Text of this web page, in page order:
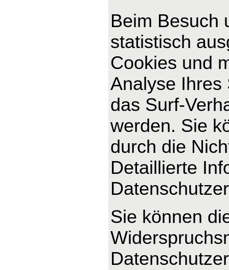
Beim Besuch
statistisch
Cookies und
Analyse Ihres
das Surf-
werden. Sie
durch die
Detaillierte
Sie können